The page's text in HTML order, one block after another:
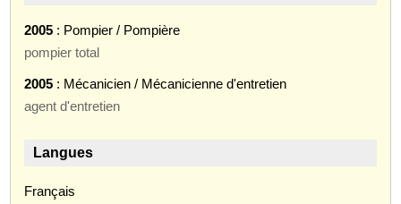
2005 : Pompier / Pompière
pompier total
2005 : Mécanicien / Mécanicienne d'entretien
agent d'entretien
Langues
Français